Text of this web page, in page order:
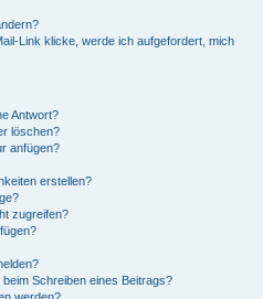
Link klicke, werde ich aufgefordert, mich
Antwort?
löschen?
anfügen?
erstellen?
zugreifen?
Schreiben eines Beitrags?